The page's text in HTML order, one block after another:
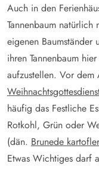
Auch in den
Tannenbaum
eigenen Baumständer
ihren Tannenbaum
aufzustellen. Vor dem
häufig das Festliche
Rotkohl, Grün oder
(dän. Brunede kartofler
Etwas Wichtiges darf